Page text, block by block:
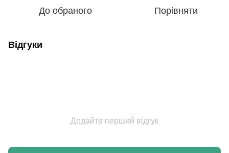
До обраного Порівняти
Відгуки
Додайте перший відгук